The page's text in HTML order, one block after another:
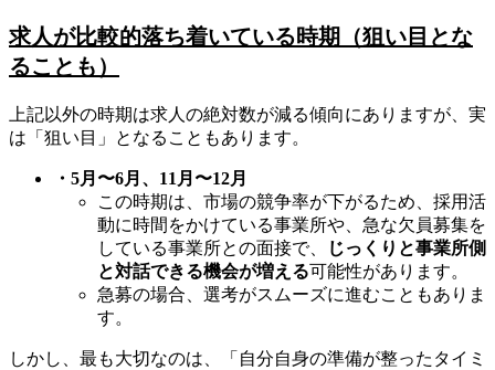
求人が比較的落ち着いている時期（狙い目とな
ることも）
上記以外の時期は求人の絶対数が減る傾向にありますが、実
は「狙い目」となることもあります。
・5月〜6月、11月〜12月
この時期は、市場の競争率が下がるため、採用活
動に時間をかけている事業所や、急な欠員募集を
している事業所との面接で、
じっくりと事業所側
と対話できる機会が増える可能性があります。
急募の場合、選考がスムーズに進むこともありま
す。
しかし、最も大切なのは、「自分自身の準備が整ったタイミ